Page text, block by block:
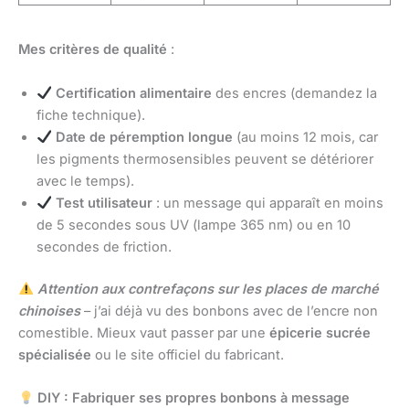
Mes critères de qualité :
Certification alimentaire des encres (demandez la
fiche technique).
Date de péremption longue (au moins 12 mois, car
les pigments thermosensibles peuvent se détériorer
avec le temps).
Test utilisateur: un message qui apparaît en moins
de 5 secondes sous UV (lampe 365 nm) ou en 10
secondes de friction.
Attention aux contrefaçons sur les places de marché
chinoises– j’ai déjà vu des bonbons avec de l’encre non
comestible. Mieux vaut passer par une épicerie sucrée
spécialisée ou le site officiel du fabricant.
DIY : Fabriquer ses propres bonbons à message